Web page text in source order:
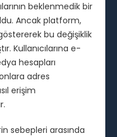
beklenmedik bir
Ancak platform,
bu değişiklik
Kullanıcılarına e-
hesapları
adres
erişim
sebepleri arasında